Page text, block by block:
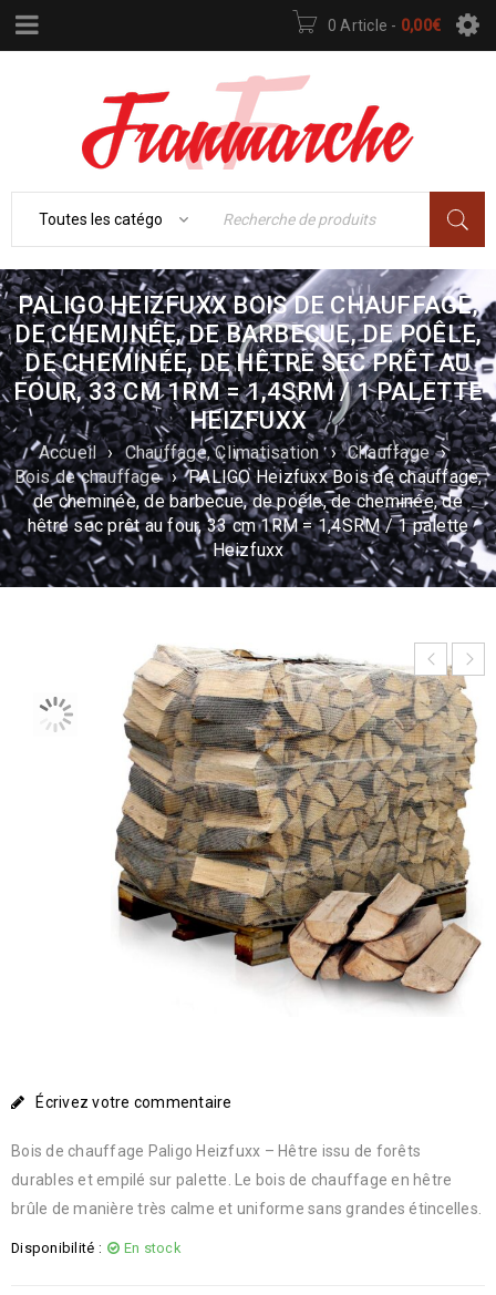
0 Article - 0,00€
PALIGO HEIZFUXX BOIS DE CHAUFFAGE,
DE CHEMINÉE, DE BARBECUE, DE POÊLE,
DE CHEMINÉE, DE HÊTRE SEC PRÊT AU
FOUR, 33 CM 1RM = 1,4SRM / 1 PALETTE
HEIZFUXX
Accueil › Chauffage, Climatisation › Chauffage ›
Bois de chauffage › PALIGO Heizfuxx Bois de chauffage,
de cheminée, de barbecue, de poêle, de cheminée, de
hêtre sec prêt au four, 33 cm 1RM = 1,4SRM / 1 palette
Heizfuxx
Écrivez votre commentaire
Bois de chauffage Paligo Heizfuxx – Hêtre issu de forêts
durables et empilé sur palette. Le bois de chauffage en hêtre
brûle de manière très calme et uniforme sans grandes étincelles.
Disponibilité : En stock